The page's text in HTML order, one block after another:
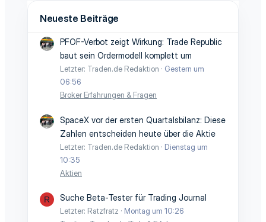
Neueste Beiträge
PFOF-Verbot zeigt Wirkung: Trade Republic
baut sein Ordermodell komplett um
Letzter: Traden.de Redaktion
Gestern um
06:56
Broker Erfahrungen & Fragen
SpaceX vor der ersten Quartalsbilanz: Diese
Zahlen entscheiden heute über die Aktie
Letzter: Traden.de Redaktion
Dienstag um
10:35
Aktien
R Suche Beta-Tester für Trading Journal
Letzter: Ratzfratz
Montag um 10:26